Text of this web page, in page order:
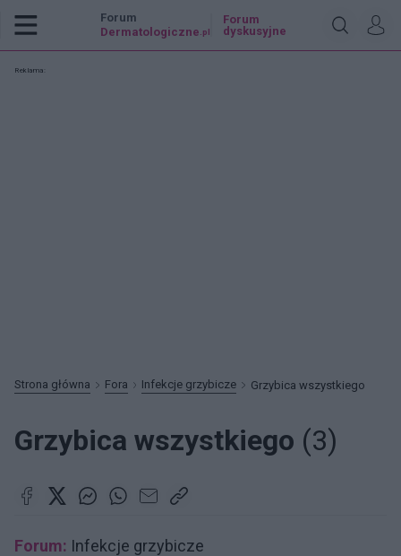
Forum
Dermatologiczne .pl
Forum
dyskusyjne
Reklama:
Strona główna Fora Infekcje grzybicze Grzybica wszystkiego
Grzybica wszystkiego (3)
Forum: Infekcje grzybicze